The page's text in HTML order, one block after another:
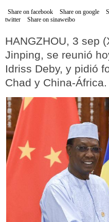
Share on facebook Share on google
twitter
Share on sinaweibo
HANGZHOU, 3 sep
Jinping, se reunió
Idriss Deby, y pidió
Chad y China-África.